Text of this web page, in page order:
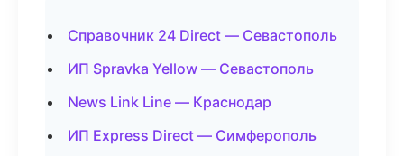
Справочник 24 Direct — Севастополь
ИП Spravka Yellow — Севастополь
News Link Line — Краснодар
ИП Express Direct — Симферополь